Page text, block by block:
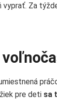
vyprať. Za
pre deti sa